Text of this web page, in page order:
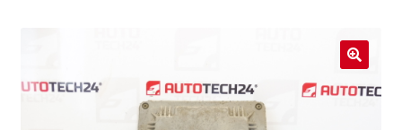
Moje konto
🔍